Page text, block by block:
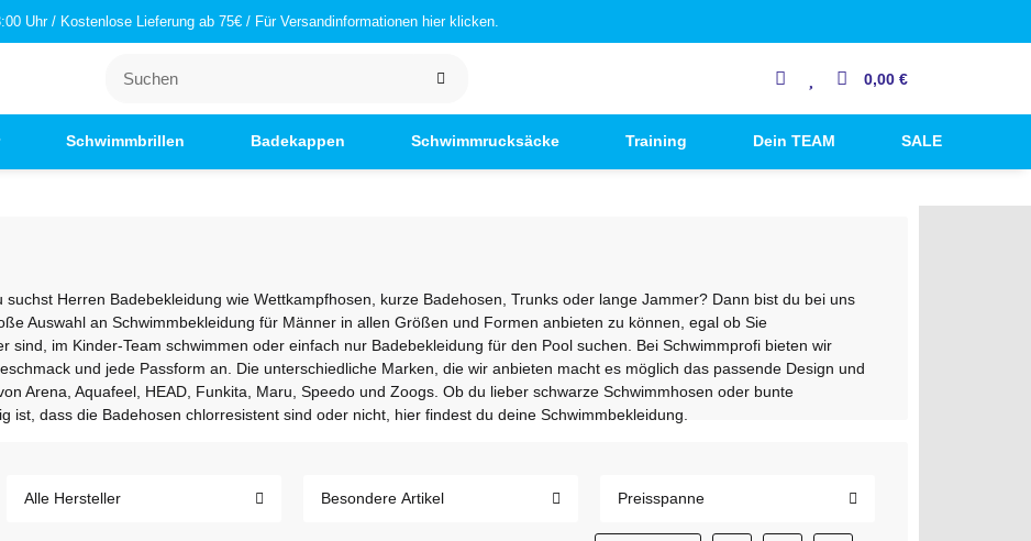
Uhr / Kostenlose Lieferung ab 75€ / Für Versandinformationen hier klicken.
0,00 €
Schwimmbrillen Badekappen Schwimmrucksäcke Training Dein TEAM SALE
Herren Badebekleidung wie Wettkampfhosen, kurze Badehosen, Trunks oder lange Jammer? Dann bist du bei uns
Auswahl an Schwimmbekleidung für Männer in allen Größen und Formen anbieten zu können, egal ob Sie
sind, im Kinder-Team schwimmen oder einfach nur Badebekleidung für den Pool suchen. Bei Schwimmprofi bieten wir
und jede Passform an. Die unterschiedliche Marken, die wir anbieten macht es möglich das passende Design und
Arena, Aquafeel, HEAD, Funkita, Maru, Speedo und Zoogs. Ob du lieber schwarze Schwimmhosen oder bunte
ist, dass die Badehosen chlorresistent sind oder nicht, hier findest du deine Schwimmbekleidung.
Alle Hersteller Besondere Artikel Preisspanne